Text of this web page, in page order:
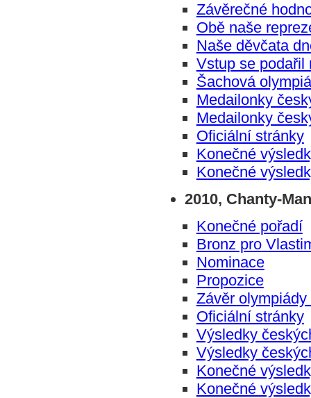
Závěrečné
Obě naše
Naše děvčata
Vstup se podařil
Šachová
Medailonky
Medailonky
Oficiální stránky
Konečné
Konečné
2010, Chanty-
Konečné pořadí
Bronz pro
Nominace
Propozice
Závěr
Oficiální stránky
Výsledky
Výsledky
Konečné
Konečné